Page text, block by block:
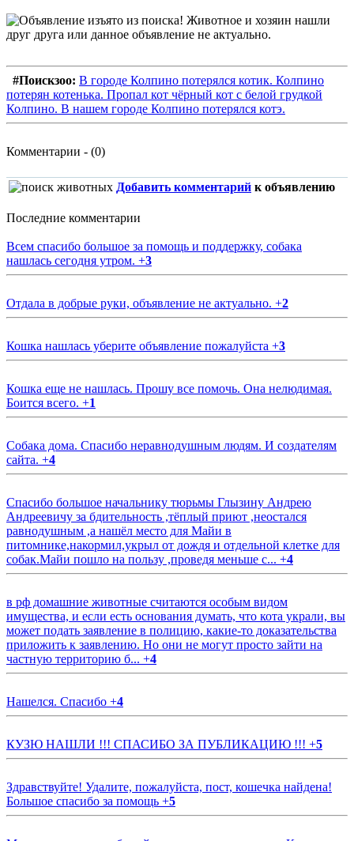
#Поискзоо: В городе Колпино потерялся котик. Колпино
потерян котенька. Пропал кот чёрный кот с белой грудкой
Колпино. В нашем городе Колпино потерялся котэ.
Комментарии - (0)
Добавить комментарий к объявлению
Последние комментарии
Всем спасибо большое за помощь и поддержку, собака
нашлась сегодня утром. +3
Отдала в добрые руки, объявление не актуально. +2
Кошка нашлась уберите объявление пожалуйста +3
Кошка еще не нашлась. Прошу все помочь. Она нелюдимая.
Боится всего. +1
Собака дома. Спасибо неравнодушным людям. И создателям
сайта. +4
Спасибо большое начальнику тюрьмы Глызину Андрею
Андреевичу за бдительность ,тёплый приют ,неостался
равнодушным ,а нашёл место для Майи в
питомнике,накормил,укрыл от дождя и отдельной клетке для
собак.Майи пошло на пользу ,проведя меньше с... +4
в рф домашние животные считаются особым видом
имущества, и если есть основания думать, что кота украли, вы
может подать заявление в полицию, какие-то доказательства
приложить к заявлению. Но они не могут просто зайти на
частную территорию б... +4
Нашелся. Спасибо +4
КУЗЮ НАШЛИ !!! СПАСИБО ЗА ПУБЛИКАЦИЮ !!! +5
Здравствуйте! Удалите, пожалуйста, пост, кошечка найдена!
Большое спасибо за помощь +5